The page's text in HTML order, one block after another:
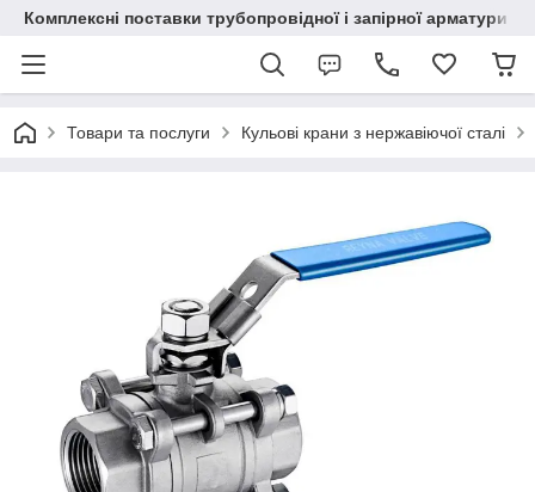
Комплексні поставки трубопровідної і запірної арматури
Товари та послуги Кульові крани з нержавіючої сталі